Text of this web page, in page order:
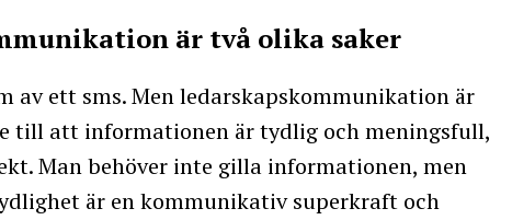
är två olika saker
ett sms. Men ledarskapskommunikation är
till att informationen är tydlig och meningsfull,
Man behöver inte gilla informationen, men
är en kommunikativ superkraft och